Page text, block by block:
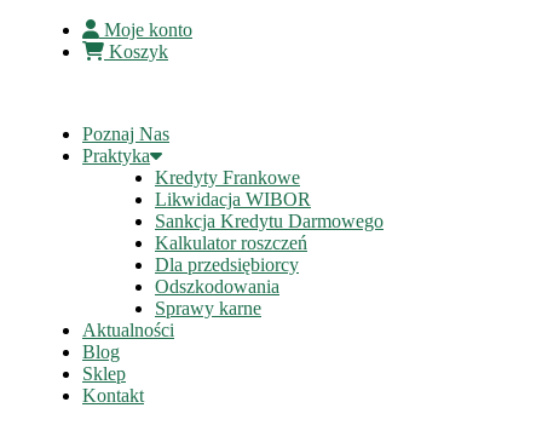
Moje konto
Koszyk
Poznaj Nas
Praktyka
Kredyty Frankowe
Likwidacja WIBOR
Sankcja Kredytu Darmowego
Kalkulator roszczeń
Dla przedsiębiorcy
Odszkodowania
Sprawy karne
Aktualności
Blog
Sklep
Kontakt